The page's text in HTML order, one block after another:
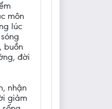
môn
lúc
buồn
đời
nhận
giảm